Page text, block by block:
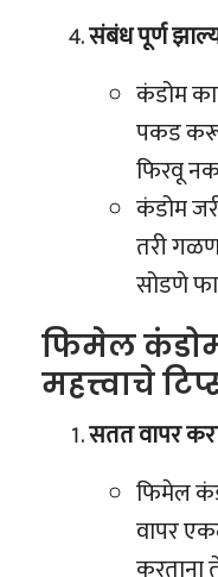
संबंध पूर्ण
कंडोम
पकड
फिरवू
कंडोम
तरी
सोडणे
फिमेल कंडोम
महत्त्वाचे
सतत वापर
फिमेल
वापर